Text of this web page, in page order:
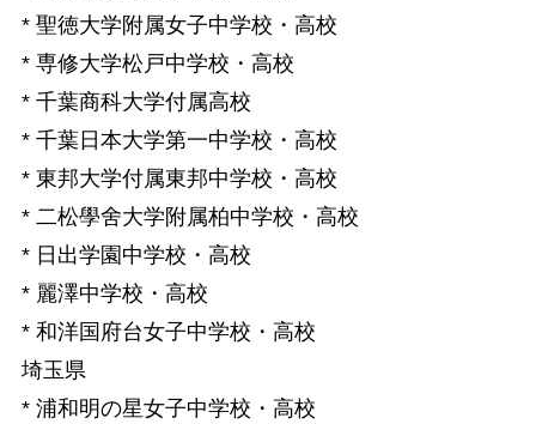
* 聖徳大学附属女子中学校・高校
* 専修大学松戸中学校・高校
* 千葉商科大学付属高校
* 千葉日本大学第一中学校・高校
* 東邦大学付属東邦中学校・高校
* 二松學舍大学附属柏中学校・高校
* 日出学園中学校・高校
* 麗澤中学校・高校
* 和洋国府台女子中学校・高校
埼玉県
* 浦和明の星女子中学校・高校